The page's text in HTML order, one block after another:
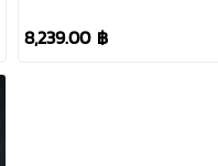
8,239.00 ฿